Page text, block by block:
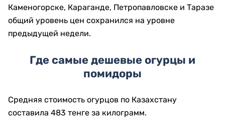
Каменогорске, Караганде, Петропавловске и Таразе
общий уровень цен сохранился на уровне
предыдущей недели.
Где самые дешевые огурцы и
помидоры
Средняя стоимость огурцов по Казахстану
составила 483 тенге за килограмм.